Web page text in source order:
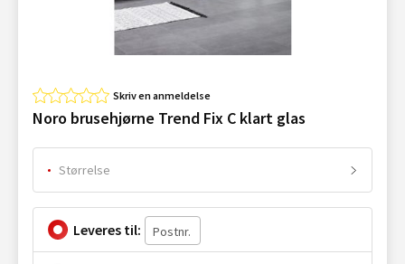
Skriv en anmeldelse
Noro brusehjørne Trend Fix C klart glas
Størrelse
Leveres til: